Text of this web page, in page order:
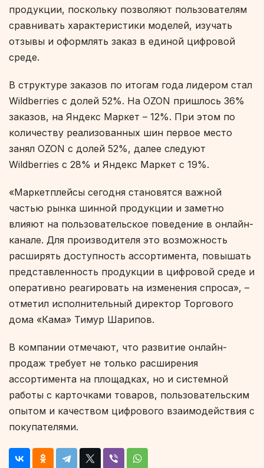
продукции, поскольку позволяют пользователям
сравнивать характеристики моделей, изучать
отзывы и оформлять заказ в единой цифровой
среде.
В структуре заказов по итогам года лидером стал
Wildberries с долей 52%. На OZON пришлось 36%
заказов, на Яндекс Маркет – 12%. При этом по
количеству реализованных шин первое место
занял OZON с долей 52%, далее следуют
Wildberries с 28% и Яндекс Маркет с 19%.
«Маркетплейсы сегодня становятся важной
частью рынка шинной продукции и заметно
влияют на пользовательское поведение в онлайн-
канале. Для производителя это возможность
расширять доступность ассортимента, повышать
представленность продукции в цифровой среде и
оперативно реагировать на изменения спроса», –
отметил исполнительный директор Торгового
дома «Кама» Тимур Шарипов.
В компании отмечают, что развитие онлайн-
продаж требует не только расширения
ассортимента на площадках, но и системной
работы с карточками товаров, пользовательским
опытом и качеством цифрового взаимодействия с
покупателями.